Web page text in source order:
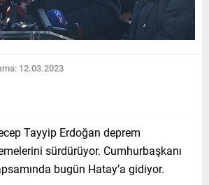
12.03.2023
Tayyip Erdoğan deprem
sürdürüyor. Cumhurbaşkanı
bugün Hatay’a gidiyor.